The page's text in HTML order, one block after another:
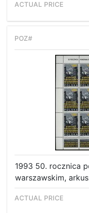
1993 50. rocznica
warszawskim,